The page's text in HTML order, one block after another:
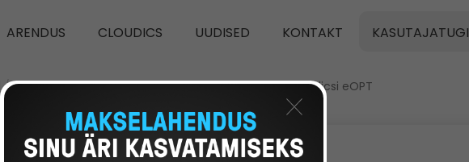
ARENDUS CLOUDICS UUDISED KONTAKT KASUTAJATUGI
/Kaardimaksete regulatsioonid elektrilaadimisele: Cloudicsi eOPT
×